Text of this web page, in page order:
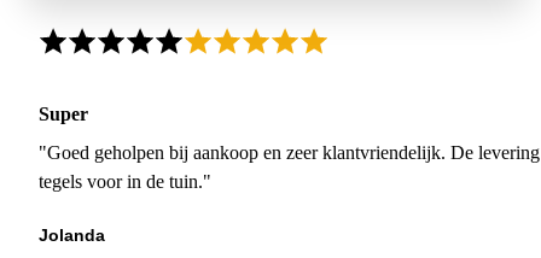
Super
"Goed geholpen bij aankoop en zeer klantvriendelijk. De
tegels voor in de tuin."
Jolanda